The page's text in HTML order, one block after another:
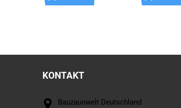
KONTAKT
Bauzaunwelt Deutschland